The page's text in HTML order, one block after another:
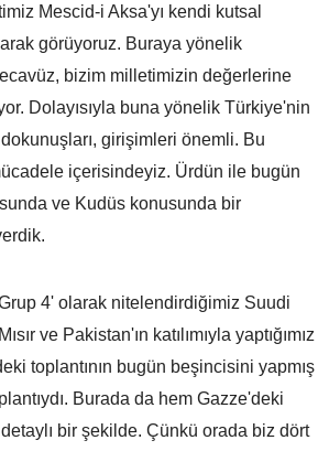
Mescid-i Aksa'yı kendi kutsal
görüyoruz. Buraya yönelik
bizim milletimizin değerlerine
Dolayısıyla buna yönelik Türkiye'nin
girişimleri önemli. Bu
içerisindeyiz. Ürdün ile bugün
ve Kudüs konusunda bir
4' olarak nitelendirdiğimiz Suudi
ve Pakistan'ın katılımıyla yaptığımız
toplantının bugün beşincisini yapmış
Burada da hem Gazze'deki
bir şekilde. Çünkü orada biz dört